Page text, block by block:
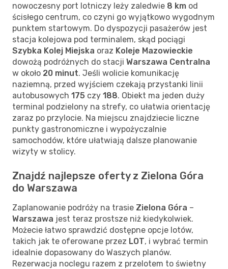
nowoczesny port lotniczy leży zaledwie 8 km od
ścisłego centrum, co czyni go wyjątkowo wygodnym
punktem startowym. Do dyspozycji pasażerów jest
stacja kolejowa pod terminalem, skąd pociągi
Szybka Kolej Miejska oraz Koleje Mazowieckie
dowożą podróżnych do stacji Warszawa Centralna
w około 20 minut. Jeśli wolicie komunikację
naziemną, przed wyjściem czekają przystanki linii
autobusowych 175 czy 188. Obiekt ma jeden duży
terminal podzielony na strefy, co ułatwia orientację
zaraz po przylocie. Na miejscu znajdziecie liczne
punkty gastronomiczne i wypożyczalnie
samochodów, które ułatwiają dalsze planowanie
wizyty w stolicy.
Znajdź najlepsze oferty z Zielona Góra
do Warszawa
Zaplanowanie podróży na trasie Zielona Góra –
Warszawa jest teraz prostsze niż kiedykolwiek.
Możecie łatwo sprawdzić dostępne opcje lotów,
takich jak te oferowane przez LOT, i wybrać termin
idealnie dopasowany do Waszych planów.
Rezerwacja noclegu razem z przelotem to świetny